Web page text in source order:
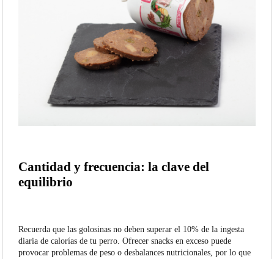
Cantidad y frecuencia: la clave del
equilibrio
Recuerda que las golosinas no deben superar el 10% de la ingesta
diaria de calorías de tu perro. Ofrecer snacks en exceso puede
provocar problemas de peso o desbalances nutricionales, por lo que